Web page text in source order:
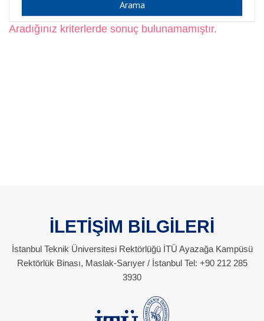
Aradığınız kriterlerde sonuç bulunamamıştır.
İLETİŞİM BİLGİLERİ
İstanbul Teknik Üniversitesi Rektörlüğü İTÜ Ayazağa Kampüsü
Rektörlük Binası, Maslak-Sarıyer / İstanbul Tel: +90 212 285
3930